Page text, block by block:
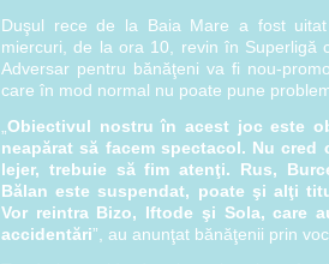
Duşul rece de la Baia Mare a fost
miercuri, de la ora 10, revin în Superligă
Adversar pentru bănăţeni va fi nou-
care în mod normal nu poate pune
Obiectivul nostru în acest joc este
neapărat să facem spectacol. Nu
lejer, trebuie să fim atenţi. Rus,
Bălan este suspendat, poate şi alţi
Vor reintra Bizo, Iftode şi Sola, care
accidentări”, au anunţat bănăţenii prin